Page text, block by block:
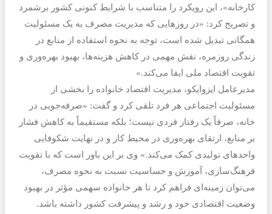
کارخانه»، این رویکرد را متناسب با شرایط کنونی کشور برشمرد
و تصریح کرد: «در روزهایی که مدیریت مصرف به یک مسئولیت
همگانی تبدیل شده است، توجه به نحوه استفاده از منابع در
زندگی روزمره، نقش مهمی در کاهش هزینه‌ها، بهبود بهره‌وری و
تقویت اقتصاد ملی ایفا می‌کند.»
مدیرعامل ایزوایکو، مدیریت اقتصاد خانواده را بخشی از
مسئولیت اجتماعی هر فرد تلقی کرد و گفت: «صرفه‌جویی در
خانه، صرفاً یک رفتار فردی نیست؛ بلکه مستقیماً به کاهش فشار
بر منابع، ارتقای بهره‌وری در محیط کار و در نهایت شکوفایی
واحدهای تولیدی کمک می‌کند.» وی بر این باور است که با تقویت
فرهنگ‌سازی، آموزش و حساسیت نسبت به نحوه مصرف،
می‌توان زمینه‌ای فراهم کرد تا هر خانواده سهمی مؤثر در بهبود
وضعیت اقتصادی خود و رشد و پیشرفت کشور داشته باشد.